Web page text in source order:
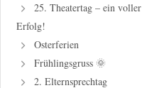
25. Theatertag – ein voller
Erfolg!
Osterferien
Frühlingsgruss 🌞
2. Elternsprechtag